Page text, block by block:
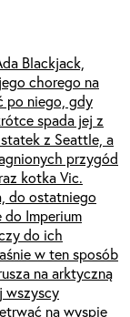
Blackjack,
chorego na
po niego, gdy
spada jej z
z Seattle, a
przygód
kotka Vic.
do ostatniego
do Imperium
do ich
w ten sposób
na arktyczną
wszyscy
na wyspie